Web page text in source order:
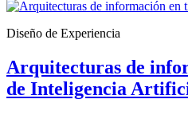
Diseño de Experiencia
Arquitecturas de
de Inteligencia